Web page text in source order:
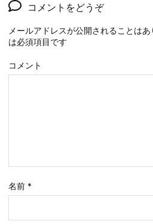
コメントをどうぞ
メールアドレスが公開されることはあ
は必須項目です
コメント
名前 *